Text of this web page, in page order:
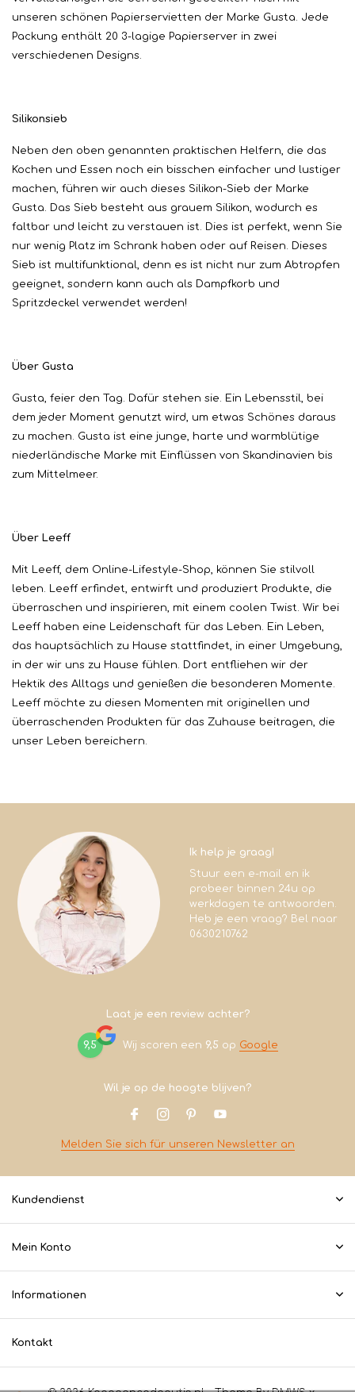
unseren schönen Papierservietten der Marke Gusta. Jede
Packung enthält 20 3-lagige Papierserver in zwei
verschiedenen Designs.
Silikonsieb
Neben den oben genannten praktischen Helfern, die das
Kochen und Essen noch ein bisschen einfacher und lustiger
machen, führen wir auch dieses Silikon-Sieb der Marke
Gusta. Das Sieb besteht aus grauem Silikon, wodurch es
faltbar und leicht zu verstauen ist. Dies ist perfekt, wenn Sie
nur wenig Platz im Schrank haben oder auf Reisen. Dieses
Sieb ist multifunktional, denn es ist nicht nur zum Abtropfen
geeignet, sondern kann auch als Dampfkorb und
Spritzdeckel verwendet werden!
Über Gusta
Gusta, feier den Tag. Dafür stehen sie. Ein Lebensstil, bei
dem jeder Moment genutzt wird, um etwas Schönes daraus
zu machen. Gusta ist eine junge, harte und warmblütige
niederländische Marke mit Einflüssen von Skandinavien bis
zum Mittelmeer.
Über Leeff
Mit Leeff, dem Online-Lifestyle-Shop, können Sie stilvoll
leben. Leeff erfindet, entwirft und produziert Produkte, die
überraschen und inspirieren, mit einem coolen Twist. Wir bei
Leeff haben eine Leidenschaft für das Leben. Ein Leben,
das hauptsächlich zu Hause stattfindet, in einer Umgebung,
in der wir uns zu Hause fühlen. Dort entfliehen wir der
Hektik des Alltags und genießen die besonderen Momente.
Leeff möchte zu diesen Momenten mit originellen und
überraschenden Produkten für das Zuhause beitragen, die
unser Leben bereichern.
Ik help je graag!
Stuur een e-mail en ik
probeer binnen 24u op
werkdagen te antwoorden.
Heb je een vraag? Bel naar
0630210762
Laat je een review achter?
9,5 Wij scoren een 9,5 op Google
Wil je op de hoogte blijven?
Melden Sie sich für unseren Newsletter an
Kundendienst
Mein Konto
Informationen
Kontakt